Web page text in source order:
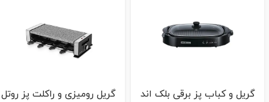
گریل و کباب پز برقی بلک اند
گریل رومیزی و راکلت پز روتل